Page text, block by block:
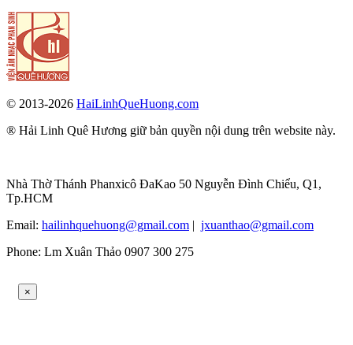
© 2013-2026 HaiLinhQueHuong.com
® Hải Linh Quê Hương giữ bản quyền nội dung trên website này.
Nhà Thờ Thánh Phanxicô ĐaKao 50 Nguyễn Đình Chiểu, Q1,
Tp.HCM
Email: hailinhquehuong@gmail.com | jxuanthao@gmail.com
Phone: Lm Xuân Thảo 0907 300 275
×